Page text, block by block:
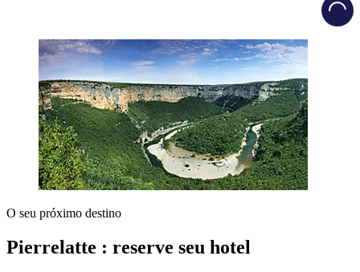
O seu próximo destino
Pierrelatte : reserve seu hotel